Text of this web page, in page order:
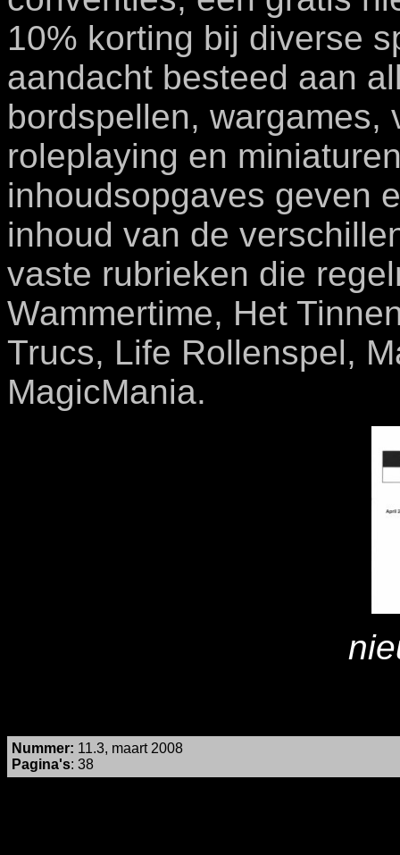
10% korting bij diverse
aandacht besteed aan
bordspellen, wargames,
roleplaying en
inhoudsopgaves geven
inhoud van de
vaste rubrieken die
Wammertime, Het
Trucs, Life Rollenspel,
MagicMania.
Nummer: 11.3, maart 2008
Pagina's: 38